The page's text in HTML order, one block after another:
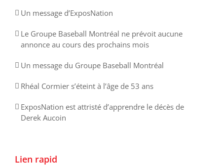
Un message d’ExposNation
Le Groupe Baseball Montréal ne prévoit aucune
annonce au cours des prochains mois
Un message du Groupe Baseball Montréal
Rhéal Cormier s’éteint à l’âge de 53 ans
ExposNation est attristé d’apprendre le décès de
Derek Aucoin
Lien rapid